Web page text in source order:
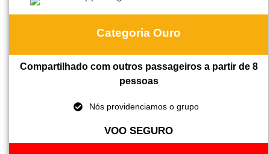
Categoria Ouro
Compartilhado com outros passageiros a partir de 8
pessoas
Nós providenciamos o grupo
VOO SEGURO